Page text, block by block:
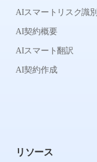
AIスマートリスク識別
AI契約概要
AIスマート翻訳
AI契約作成
リソース